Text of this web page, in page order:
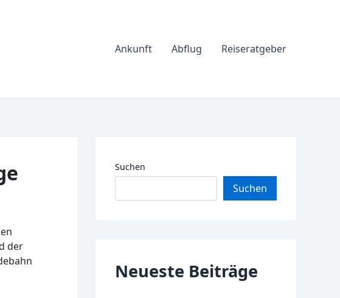
Ankunft Abflug Reiseratgeber
der
Suchen
Suchen
Neueste Beiträge